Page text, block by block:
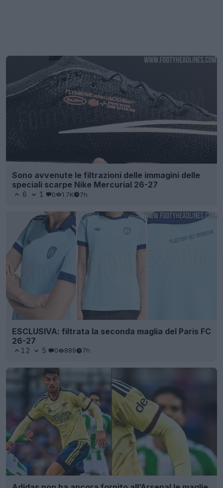
Sono avvenute le filtrazioni delle immagini delle
speciali scarpe Nike Mercurial 26-27
6 1 0 1.7K 7h
ESCLUSIVA: filtrata la seconda maglia del Paris FC
26-27
12 5 0 889 7h